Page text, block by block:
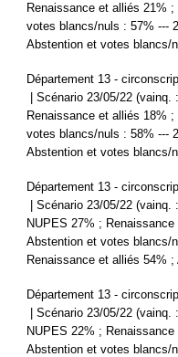
Renaissance et alliés 21%
votes blancs/nuls : 57% ---
Abstention et votes blancs/
Département 13 -
| Scénario 23/05/22
Renaissance et alliés 18%
votes blancs/nuls : 58% ---
Abstention et votes blancs/
Département 13 -
| Scénario 23/05/22
NUPES 27% ;
Abstention et votes blancs/
Renaissance et alliés 54%
Département 13 -
| Scénario 23/05/22
NUPES 22% ;
Abstention et votes blancs/